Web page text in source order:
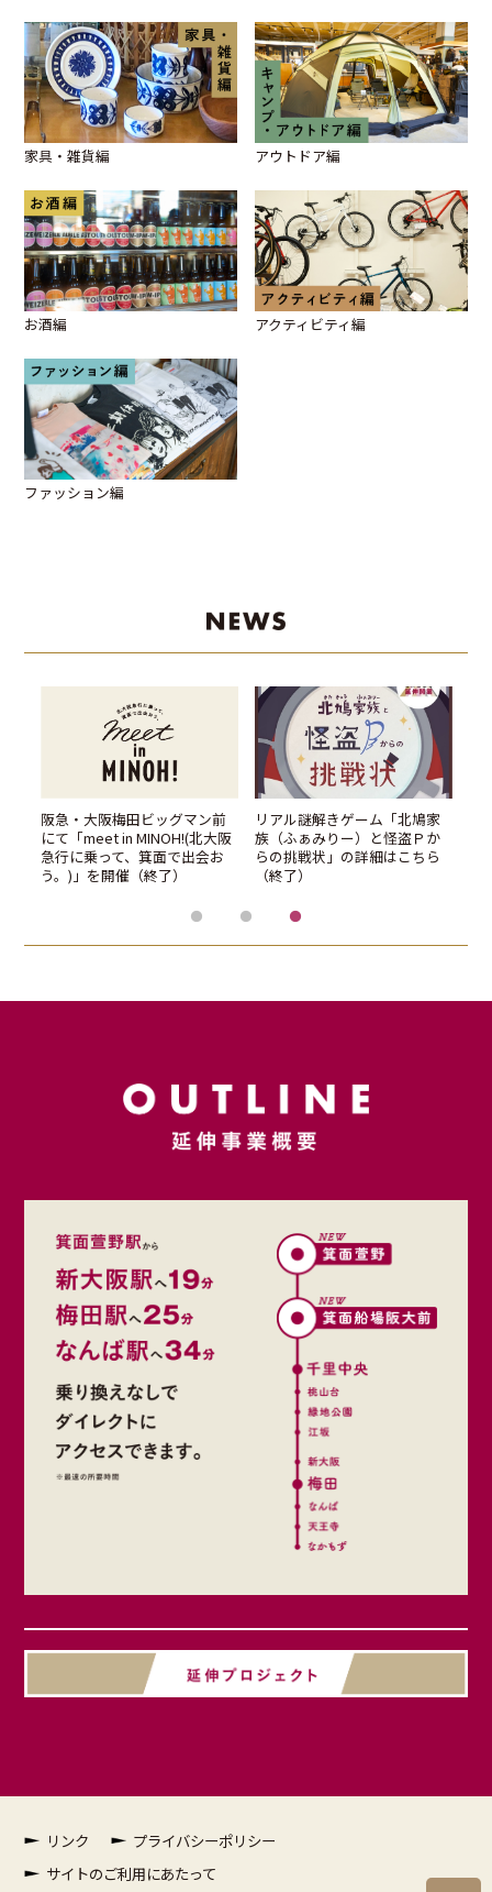
家具・雑貨編 アウトドア編
お酒編 アクティビティ編
ファッション編
阪急・大阪梅田ビッグマン前
にて「meet in MINOH!(北大阪
急行に乗って、箕面で出会お
う。)」を開催（終了）
リアル謎解きゲーム「北鳩家
族（ふぁみりー）と怪盗Ｐか
らの挑戦状」の詳細はこちら
（終了）
リンク
プライバシーポリシー
サイトのご利用にあたって